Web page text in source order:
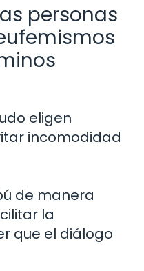
personas
eligen
incomodidad
de manera
la
que el diálogo